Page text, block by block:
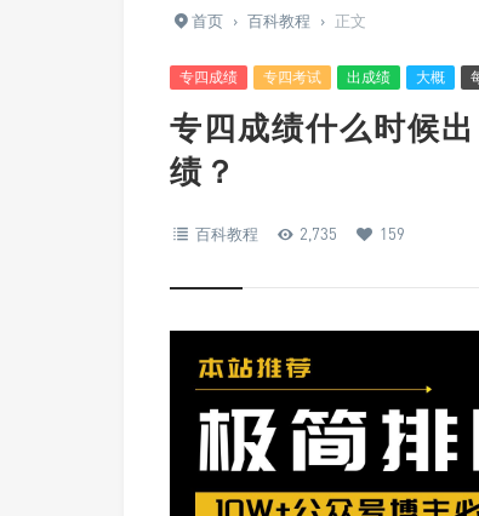
首页 › 百科教程 › 正文
专四成绩 专四考试 出成绩 大概
专四成绩什么时候
绩？
百科教程 2,735 159